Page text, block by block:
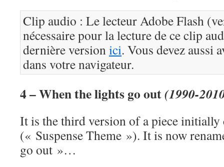
Clip audio : Le lecteur Adobe Flash
nécessaire pour la lecture de ce clip
dernière versionici. Vous devez aussi
dans votre navigateur.
4 – When the lights go out(1990-
It is the third version of a piece initially
(« Suspense Theme »). It is now
go out »…